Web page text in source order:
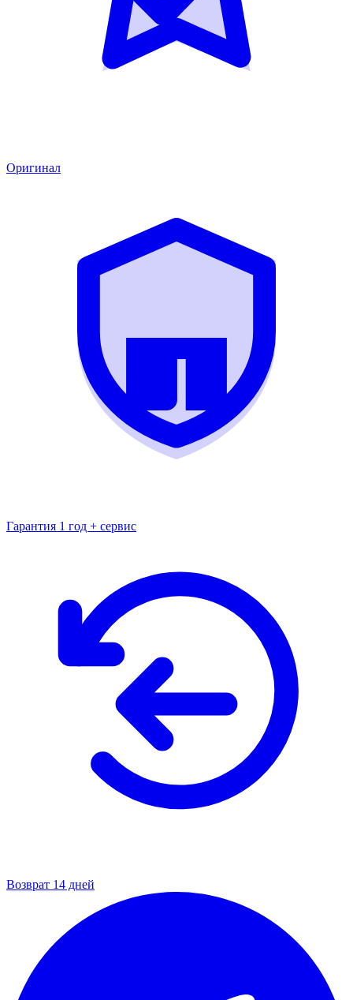
Оригинал
Гарантия 1 год + сервис
Возврат 14 дней